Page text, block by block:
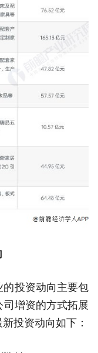
的投资动向主要包
增资的方式拓展
投资动向如下：